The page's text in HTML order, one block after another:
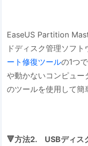
EaseUS Partition
ドディスク管理ソフ
ート修復ツールの1つ
や動かないコンピュー
のツールを使用して簡
🔻方法2. USBディス